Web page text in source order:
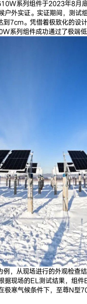
系列组件于2023年8月
户外实证。实证期间，测试
7cm。凭借着极致化的设
系列组件成功通过了极端低
，从现场进行的外观检查
据现场的EL测试结果，组件
极寒气候条件下，至尊N型